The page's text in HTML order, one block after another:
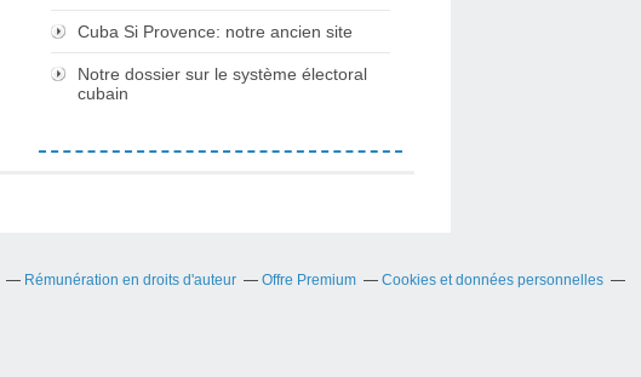
Cuba Si Provence: notre ancien site
Notre dossier sur le système électoral
cubain
Rémunération en droits d'auteur Offre Premium
Cookies et données personnelles